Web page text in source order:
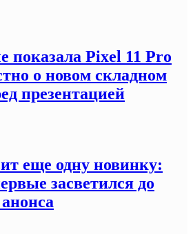
показала Pixel 11 Pro
о новом складном
презентацией
еще одну новинку:
засветился до